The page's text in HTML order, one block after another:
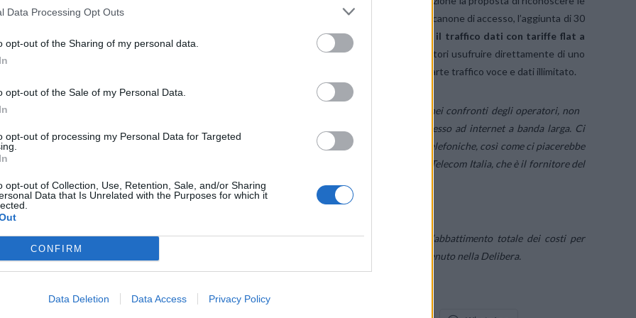
Data Processing Opt Outs
opt-out of the Sharing of my personal data.
opt-out of the Sale of my Personal Data.
opt-out of processing my Personal Data for Targeted
opt-out of Collection, Use, Retention, Sale, and/or Sharing
Data that Is Unrelated with the Purposes for which it
CONFIRM
Data Deletion Data Access Privacy Policy
tariffe agevolate ai consumatori sulla base dell’ISEE
ed anche, oltre allo sconto del 50% sul canone di accesso, l’aggiunta di 30
possibilità di sottoscrivere offerte separate per il traffico dati con tariffe flat a
, contenuto nella Delibera, riteniamo che sia più vantaggioso per i consumatori usufruire direttamente di uno
sconto del 50% su tariffe flat già esistenti considerando che le offerte prevedono già in larga parte traffico voce e dati illimitato.
l’iniziativa che l’Agcom vuole adottare nei confronti degli operatori, non
tenuti alla fornitura del Servizio Universale, stimolandoli a proporre offerte ad hoc per l’accesso ad internet a banda larga. Ci
rendiamo disponibili a coadiuvare possibili azioni di sensibilizzazione, rivolte a tali compagnie telefoniche, così come ci piacerebbe
essere coinvolti nella comunicazione e nell’analisi dei dati di monitoraggio annuali elaborati da Telecom Italia, che è il fornitore del
Servizio Universale.
MONDO3 SU TELEGRAM
Infine– concludeDe Masi–chiediamo all’Autorità di prendere in considerazione anche l’abbattimento totale dei costi per
l’attivazione/cessazione di numerazioni e contratti stipulati dalle famiglie più disagiate non contenuto nella Delibera.
CONDIVIDI QUESTO ARTICOLO: